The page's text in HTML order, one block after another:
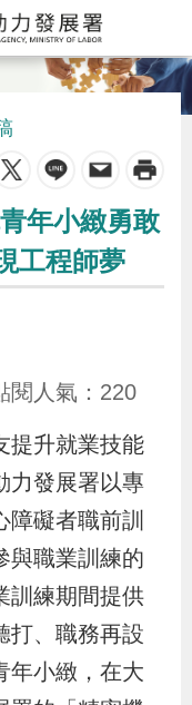
年小緻勇敢
工程師夢
閱人氣：220
升就業技能
力發展署以專
障礙者職前訓
與職業訓練的
訓練期間提供
打、職務再設
年小緻，在大